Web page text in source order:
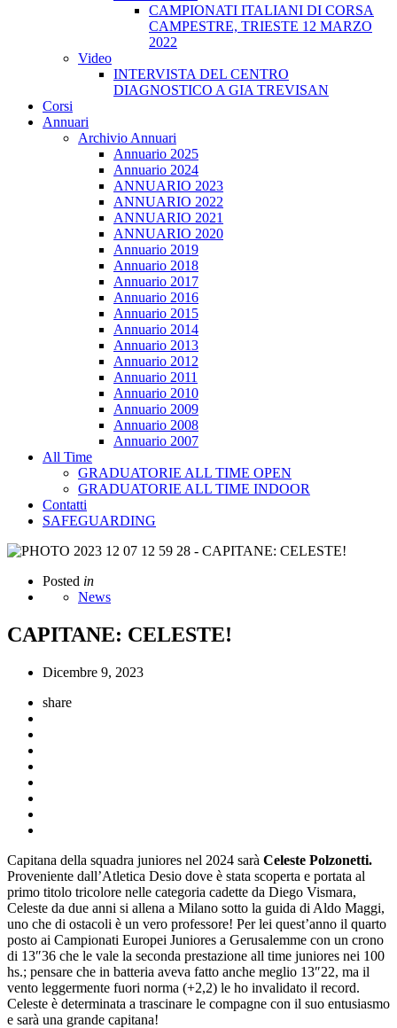
CAMPIONATI ITALIANI DI CORSA
CAMPESTRE, TRIESTE 12 MARZO
2022
Video
INTERVISTA DEL CENTRO
DIAGNOSTICO A GIA TREVISAN
Corsi
Annuari
Archivio Annuari
Annuario 2025
Annuario 2024
ANNUARIO 2023
ANNUARIO 2022
ANNUARIO 2021
ANNUARIO 2020
Annuario 2019
Annuario 2018
Annuario 2017
Annuario 2016
Annuario 2015
Annuario 2014
Annuario 2013
Annuario 2012
Annuario 2011
Annuario 2010
Annuario 2009
Annuario 2008
Annuario 2007
All Time
GRADUATORIE ALL TIME OPEN
GRADUATORIE ALL TIME INDOOR
Contatti
SAFEGUARDING
Posted in
News
CAPITANE: CELESTE!
Dicembre 9, 2023
share
Capitana della squadra juniores nel 2024 sarà Celeste Polzonetti.
Proveniente dall’Atletica Desio dove è stata scoperta e portata al
primo titolo tricolore nelle categoria cadette da Diego Vismara,
Celeste da due anni si allena a Milano sotto la guida di Aldo Maggi,
uno che di ostacoli è un vero professore! Per lei quest’anno il quarto
posto ai Campionati Europei Juniores a Gerusalemme con un crono
di 13″36 che le vale la seconda prestazione all time juniores nei 100
hs.; pensare che in batteria aveva fatto anche meglio 13″22, ma il
vento leggermente fuori norma (+2,2) le ho invalidato il record.
Celeste è determinata a trascinare le compagne con il suo entusiasmo
e sarà una grande capitana!